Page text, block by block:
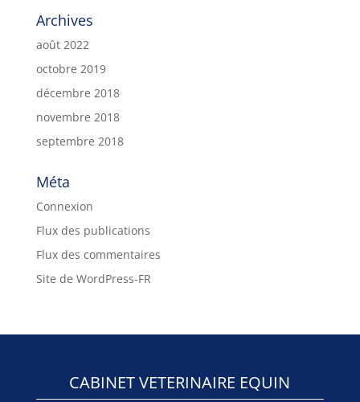
Archives
août 2022
octobre 2019
décembre 2018
novembre 2018
septembre 2018
Méta
Connexion
Flux des publications
Flux des commentaires
Site de WordPress-FR
CABINET VETERINAIRE EQUIN